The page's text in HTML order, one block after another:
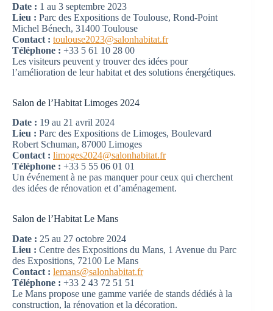
Date : 1 au 3 septembre 2023
Lieu : Parc des Expositions de Toulouse, Rond-Point
Michel Bénech, 31400 Toulouse
Contact : toulouse2023@salonhabitat.fr
Téléphone : +33 5 61 10 28 00
Les visiteurs peuvent y trouver des idées pour
l’amélioration de leur habitat et des solutions énergétiques.
Salon de l’Habitat Limoges 2024
Date : 19 au 21 avril 2024
Lieu : Parc des Expositions de Limoges, Boulevard
Robert Schuman, 87000 Limoges
Contact : limoges2024@salonhabitat.fr
Téléphone : +33 5 55 06 01 01
Un événement à ne pas manquer pour ceux qui cherchent
des idées de rénovation et d’aménagement.
Salon de l’Habitat Le Mans
Date : 25 au 27 octobre 2024
Lieu : Centre des Expositions du Mans, 1 Avenue du Parc
des Expositions, 72100 Le Mans
Contact : lemans@salonhabitat.fr
Téléphone : +33 2 43 72 51 51
Le Mans propose une gamme variée de stands dédiés à la
construction, la rénovation et la décoration.